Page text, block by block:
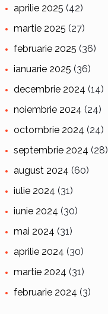
aprilie 2025 (42)
martie 2025 (27)
februarie 2025 (36)
ianuarie 2025 (36)
decembrie 2024 (14)
noiembrie 2024 (24)
octombrie 2024 (24)
septembrie 2024 (28)
august 2024 (60)
iulie 2024 (31)
iunie 2024 (30)
mai 2024 (31)
aprilie 2024 (30)
martie 2024 (31)
februarie 2024 (3)